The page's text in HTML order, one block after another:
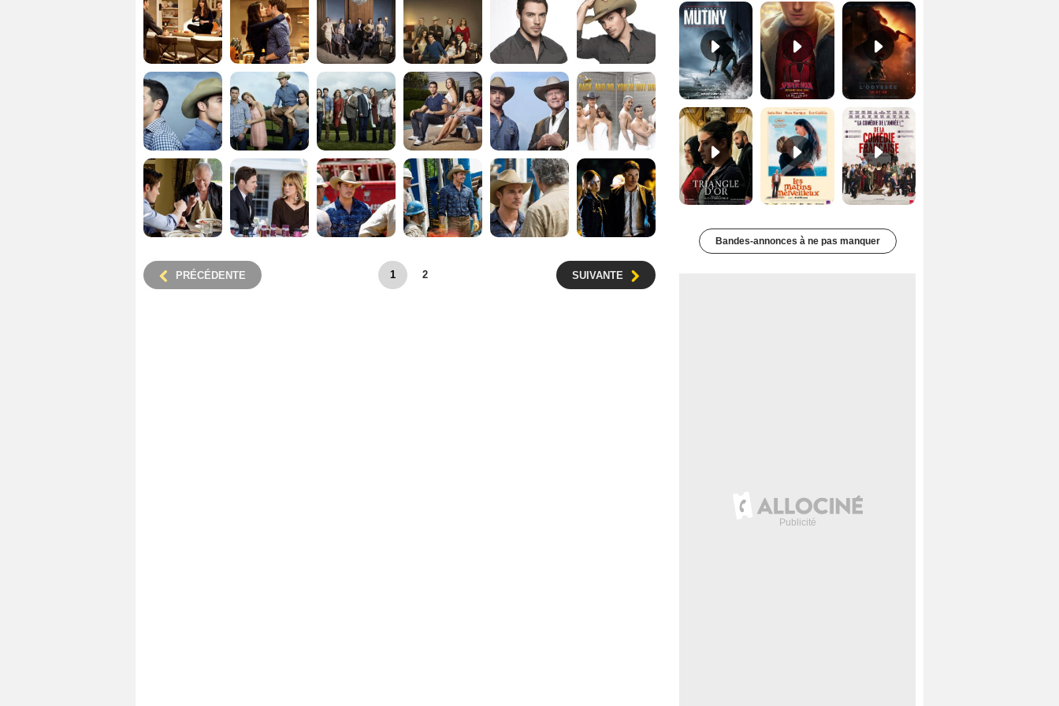
PRÉCÉDENTE SUIVANTE
1 2
Le Triangle d'or Bande-annonce VF De la Comédie-Française Teaser VF
Bandes-annonces à ne pas manquer